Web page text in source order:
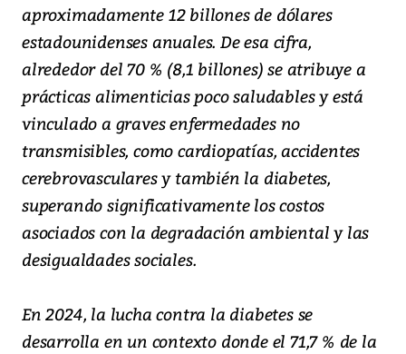
aproximadamente 12 billones de dólares
estadounidenses anuales. De esa cifra,
alrededor del 70 % (8,1 billones) se atribuye a
prácticas alimenticias poco saludables y está
vinculado a graves enfermedades no
transmisibles, como cardiopatías, accidentes
cerebrovasculares y también la diabetes,
superando significativamente los costos
asociados con la degradación ambiental y las
desigualdades sociales.
En 2024, la lucha contra la diabetes se
desarrolla en un contexto donde el 71,7 % de la